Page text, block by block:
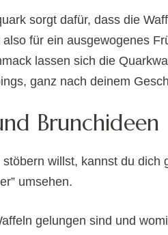
sorgt dafür, dass die
für ein ausgewogenes
lassen sich die
ganz nach deinem
Brunchideen
willst, kannst du dich
umsehen.
gelungen sind und